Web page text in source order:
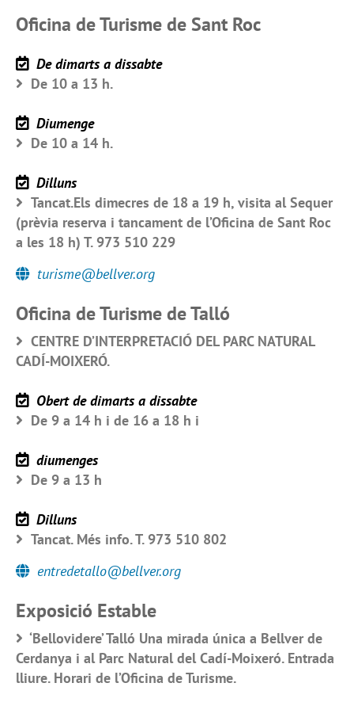
Oficina de Turisme de Sant Roc
De dimarts a dissabte
De 10 a 13 h.
Diumenge
De 10 a 14 h.
Dilluns
Tancat.Els dimecres de 18 a 19 h, visita al Sequer
(prèvia reserva i tancament de l’Oficina de Sant Roc
a les 18 h) T. 973 510 229
turisme@bellver.org
Oficina de Turisme de Talló
CENTRE D’INTERPRETACIÓ DEL PARC NATURAL
CADÍ-MOIXERÓ.
Obert de dimarts a dissabte
De 9 a 14 h i de 16 a 18 h i
diumenges
De 9 a 13 h
Dilluns
Tancat. Més info. T. 973 510 802
entredetallo@bellver.org
Exposició Estable
‘Bellovidere’ Talló Una mirada única a Bellver de
Cerdanya i al Parc Natural del Cadí-Moixeró. Entrada
lliure. Horari de l’Oficina de Turisme.